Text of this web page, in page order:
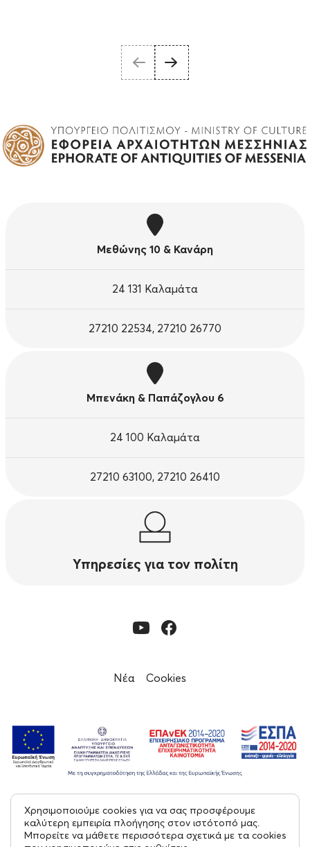
Μεθώνης 10 & Κανάρη
24 131 Καλαμάτα
27210 22534, 27210 26770
Μπενάκη & Παπάζογλου 6
24 100 Καλαμάτα
27210 63100, 27210 26410
Υπηρεσίες για τον πολίτη
Νέα Cookies
© 2023, Εφορεία Αρχαιοτήτων Μεσσηνίας
Με επιφύλαξη παντός δικαιώματος
Χρησιμοποιούμε cookies για να σας προσφέρουμε
καλύτερη εμπειρία πλοήγησης στον ιστότοπό μας.
Μπορείτε να μάθετε περισσότερα σχετικά με τα cookies